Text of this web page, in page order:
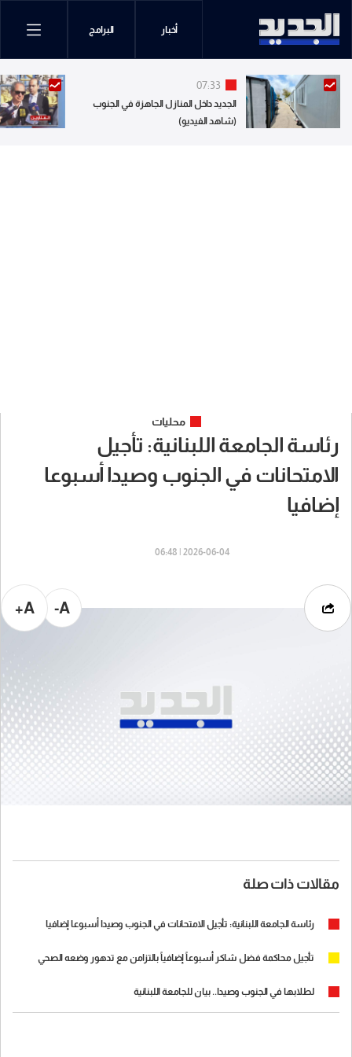
أخبار البرامج
07:33
الجديد داخل المنازل الجاهزة في الجنوب
(شاهد الفيديو)
محليات
رئاسة الجامعة اللبنانية: تأجيل
الامتحانات في الجنوب وصيدا أسبوعا
إضافيا
2026-06-04 | 06:48
A-
A+
مقالات ذات صلة
رئاسة الجامعة اللبنانية: تأجيل الامتحانات في الجنوب وصيدا أسبوعا إضافيا
تأجيل محاكمة فضل شاكر أسبوعاً إضافياً بالتزامن مع تدهور وضعه الصحي
لطلابها في الجنوب وصيدا.. بيان للجامعة اللبنانية